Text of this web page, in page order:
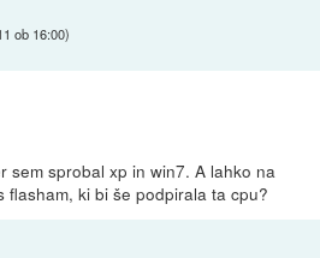
ob 16:00)
sem sprobal xp in win7. A lahko na
flasham, ki bi še podpirala ta cpu?